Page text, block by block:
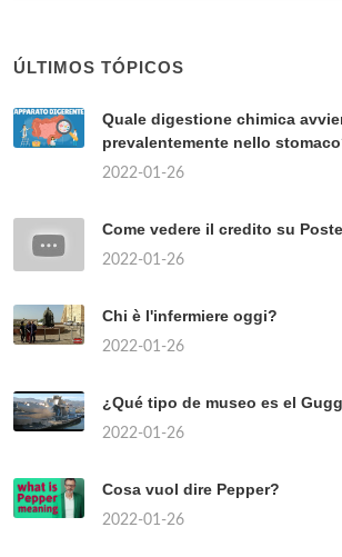
ÚLTIMOS TÓPICOS
Quale digestione chimica
prevalentemente nello
2022-01-26
Come vedere il credito su
2022-01-26
Chi è l'infermiere oggi?
2022-01-26
¿Qué tipo de museo es el
2022-01-26
Cosa vuol dire Pepper?
2022-01-26